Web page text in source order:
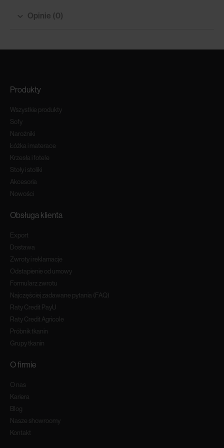
Opinie (0)
Produkty
Wszystkie produkty
Sofy
Narożniki
Łóżka i materace
Krzesła i fotele
Stoły i stoliki
Akcesoria
Nowości
Obsługa klienta
Export
Dostawa
Zwroty i reklamacje
Odstapienie od umowy
Formularz zwrotu
Najczęściej zadawane pytania (FAQ)
Raty Credit PayU
Raty Credit Agricole
Próbnik tkanin
Grupy tkanin
O firmie
O nas
Kariera
Blog
Nasze showroomy
Kontakt